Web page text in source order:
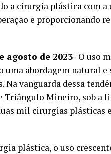
a cirurgia plástica com
e proporcionando
agosto de 2023- O uso
uma abordagem natural
Na vanguarda dessa
Triângulo Mineiro, sob a
mil cirurgias plásticas
plástica, o uso